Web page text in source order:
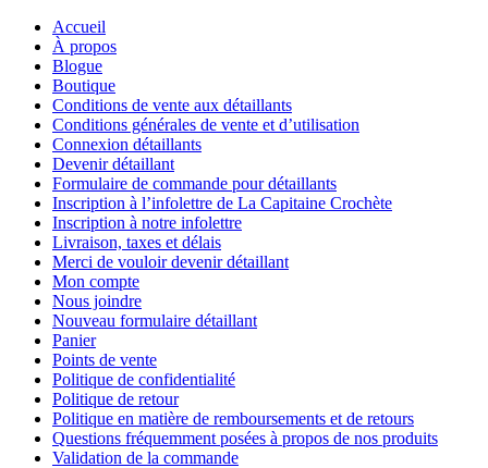
Accueil
À propos
Blogue
Boutique
Conditions de vente aux détaillants
Conditions générales de vente et d’utilisation
Connexion détaillants
Devenir détaillant
Formulaire de commande pour détaillants
Inscription à l’infolettre de La Capitaine Crochète
Inscription à notre infolettre
Livraison, taxes et délais
Merci de vouloir devenir détaillant
Mon compte
Nous joindre
Nouveau formulaire détaillant
Panier
Points de vente
Politique de confidentialité
Politique de retour
Politique en matière de remboursements et de retours
Questions fréquemment posées à propos de nos produits
Validation de la commande